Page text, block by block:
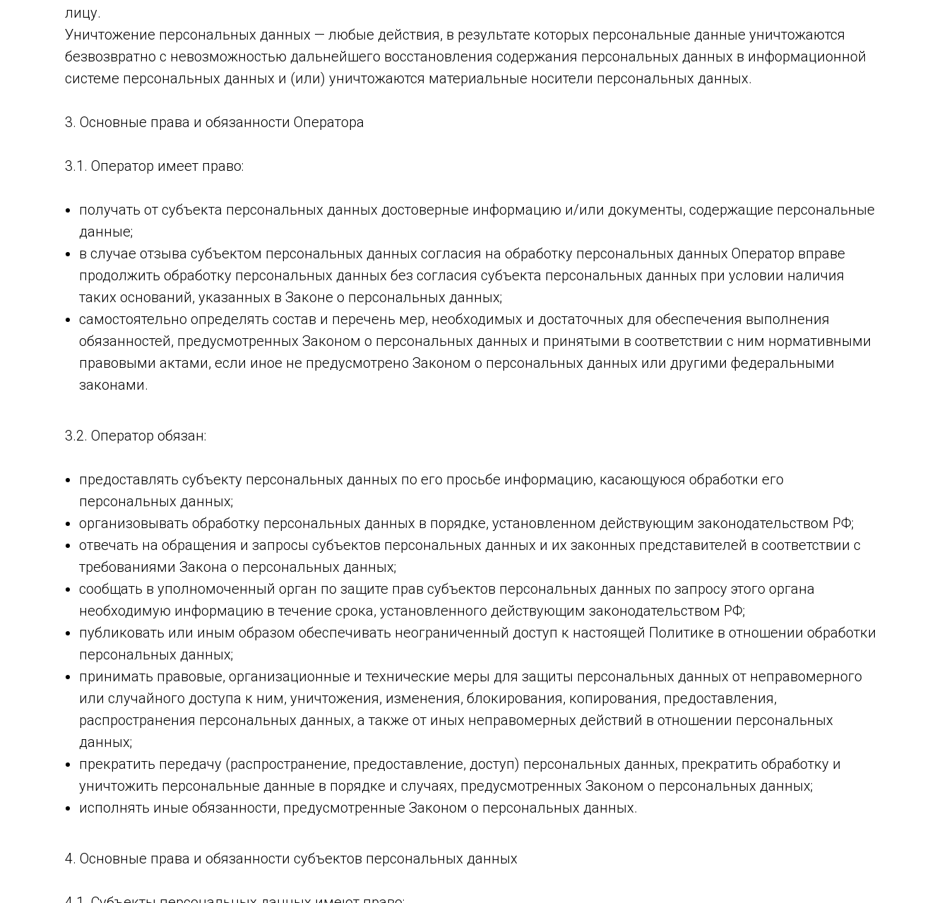
лицу.
Уничтожение персональных данных — любые действия, в результате которых персональные данные уничтожаются
безвозвратно с невозможностью дальнейшего восстановления содержания персональных данных в информационной
системе персональных данных и (или) уничтожаются материальные носители персональных данных.
3. Основные права и обязанности Оператора
3.1. Оператор имеет право:
получать от субъекта персональных данных достоверные информацию и/или документы, содержащие персональные
данные;
в случае отзыва субъектом персональных данных согласия на обработку персональных данных Оператор вправе
продолжить обработку персональных данных без согласия субъекта персональных данных при условии наличия
таких оснований, указанных в Законе о персональных данных;
самостоятельно определять состав и перечень мер, необходимых и достаточных для обеспечения выполнения
обязанностей, предусмотренных Законом о персональных данных и принятыми в соответствии с ним нормативными
правовыми актами, если иное не предусмотрено Законом о персональных данных или другими федеральными
законами.
3.2. Оператор обязан:
предоставлять субъекту персональных данных по его просьбе информацию, касающуюся обработки его
персональных данных;
организовывать обработку персональных данных в порядке, установленном действующим законодательством РФ;
отвечать на обращения и запросы субъектов персональных данных и их законных представителей в соответствии с
требованиями Закона о персональных данных;
сообщать в уполномоченный орган по защите прав субъектов персональных данных по запросу этого органа
необходимую информацию в течение срока, установленного действующим законодательством РФ;
публиковать или иным образом обеспечивать неограниченный доступ к настоящей Политике в отношении обработки
персональных данных;
принимать правовые, организационные и технические меры для защиты персональных данных от неправомерного
или случайного доступа к ним, уничтожения, изменения, блокирования, копирования, предоставления,
распространения персональных данных, а также от иных неправомерных действий в отношении персональных
данных;
прекратить передачу (распространение, предоставление, доступ) персональных данных, прекратить обработку и
уничтожить персональные данные в порядке и случаях, предусмотренных Законом о персональных данных;
исполнять иные обязанности, предусмотренные Законом о персональных данных.
4. Основные права и обязанности субъектов персональных данных